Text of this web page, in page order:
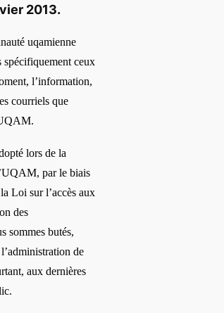
2013.
é uqamienne
spécifiquement ceux
l’information,
courriels que
é lors de la
par le biais
Loi sur l’accès aux
des
sommes butés,
’administration de
aux dernières